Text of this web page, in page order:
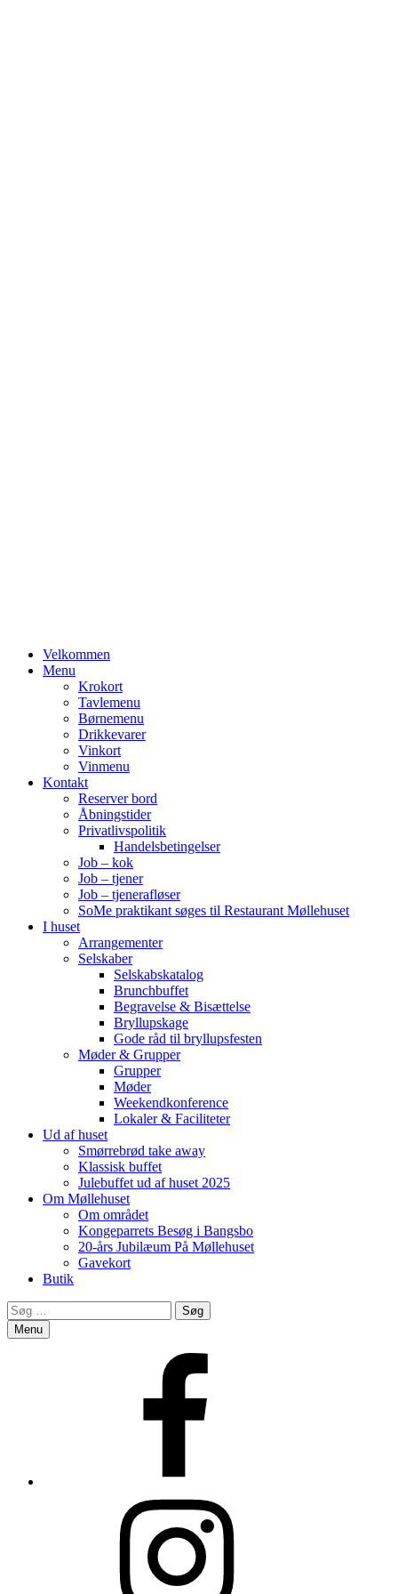
Primary
Menu
Velkommen
Menu
Krokort
Tavlemenu
Børnemenu
Drikkevarer
Vinkort
Vinmenu
Kontakt
Reserver bord
Åbningstider
Privatlivspolitik
Handelsbetingelser
Job – kok
Job – tjener
Job – tjenerafløser
SoMe praktikant søges til Restaurant Møllehuset
I huset
Arrangementer
Selskaber
Selskabskatalog
Brunchbuffet
Begravelse & Bisættelse
Bryllupskage
Gode råd til bryllupsfesten
Møder & Grupper
Grupper
Møder
Weekendkonference
Lokaler & Faciliteter
Ud af huset
Smørrebrød take away
Klassisk buffet
Julebuffet ud af huset 2025
Om Møllehuset
Om området
Kongeparrets Besøg i Bangsbo
20-års Jubilæum På Møllehuset
Gavekort
Butik
Search
Søg
efter:
Menu